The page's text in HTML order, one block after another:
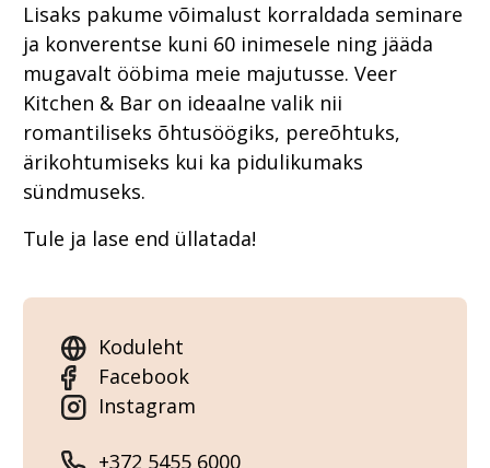
Lisaks pakume võimalust korraldada seminare
ja konverentse kuni 60 inimesele ning jääda
mugavalt ööbima meie majutusse. Veer
Kitchen & Bar on ideaalne valik nii
romantiliseks õhtusöögiks, pereõhtuks,
ärikohtumiseks kui ka pidulikumaks
sündmuseks.
Tule ja lase end üllatada!
Koduleht
Facebook
Instagram
+372 5455 6000